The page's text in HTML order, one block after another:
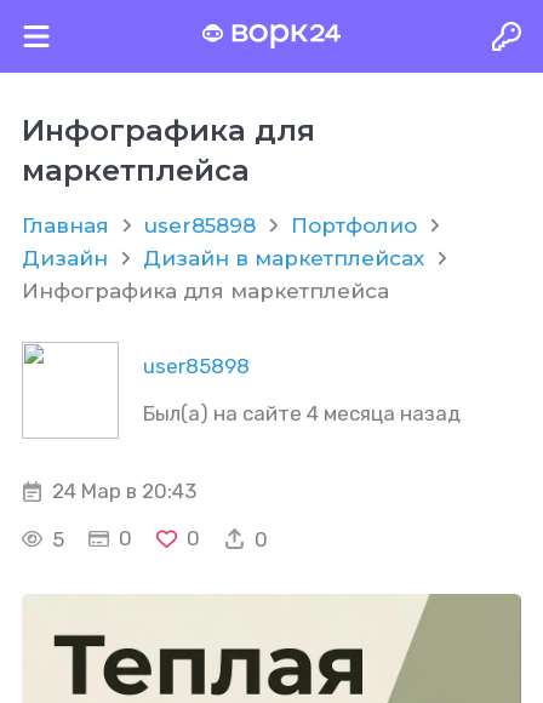
Инфографика для
маркетплейса
Главная user85898
Портфолио
Дизайн
Дизайн в маркетплейсах
Инфографика для маркетплейса
user85898
Был(а) на сайте 4 месяца назад
24 Мар в 20:43
5
0 0 0